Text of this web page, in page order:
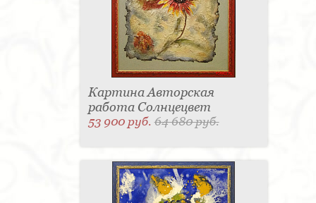
Картина Авторская
работа Солнцецвет
53 900 руб.64 680 руб.